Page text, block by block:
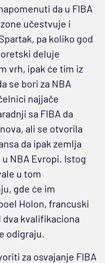
da u FIBA
učestvuje i
pa koliko god
deluje
vrh, ipak će tim iz
se bori za NBA
najjače
sa FIBA da
ali se otvorila
da ipak zemlja
NBA Evropi. Istog
u tom
gde će im
Holon, francuski
dva kvalifikaciona
odigraju.
za osvajanje FIBA